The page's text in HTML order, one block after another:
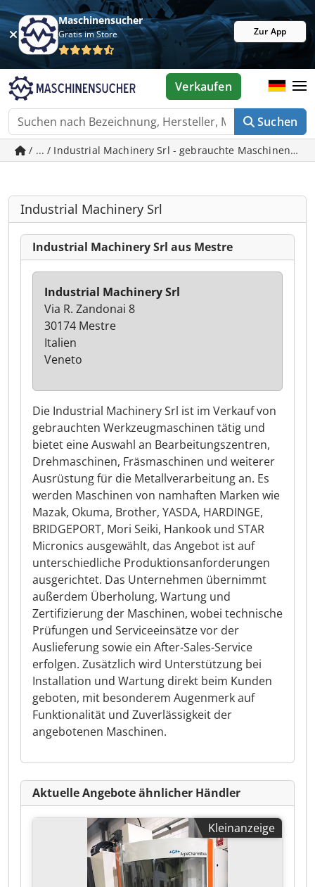
Maschinensucher
Gratis im Store Zur App
Suchen
Verkaufen
/ ... / Industrial Machinery Srl - gebrauchte Maschinen in
Industrial Machinery Srl
Industrial Machinery Srl aus Mestre
Die Industrial Machinery Srl ist im Verkauf von
gebrauchten Werkzeugmaschinen tätig und
bietet eine Auswahl an Bearbeitungszentren,
Drehmaschinen, Fräsmaschinen und weiterer
Ausrüstung für die Metallverarbeitung an. Es
werden Maschinen von namhaften Marken wie
Mazak, Okuma, Brother, YASDA, HARDINGE,
BRIDGEPORT, Mori Seiki, Hankook und STAR
Micronics ausgewählt, das Angebot ist auf
unterschiedliche Produktionsanforderungen
ausgerichtet. Das Unternehmen übernimmt
außerdem Überholung, Wartung und
Zertifizierung der Maschinen, wobei technische
Prüfungen und Serviceeinsätze vor der
Auslieferung sowie ein After-Sales-Service
erfolgen. Zusätzlich wird Unterstützung bei
Installation und Wartung direkt beim Kunden
geboten, mit besonderem Augenmerk auf
Funktionalität und Zuverlässigkeit der
angebotenen Maschinen.
Industrial Machinery Srl
Via R. Zandonai 8
30174 Mestre
Italien
Veneto
Aktuelle Angebote ähnlicher Händler
Kleinanzeige